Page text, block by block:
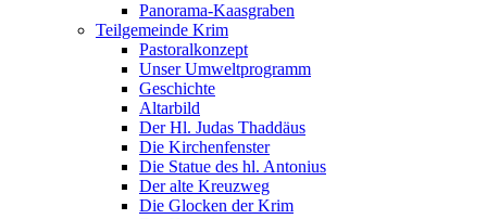
Panorama-Kaasgraben
Teilgemeinde Krim
Pastoralkonzept
Unser Umweltprogramm
Geschichte
Altarbild
Der Hl. Judas Thaddäus
Die Kirchenfenster
Die Statue des hl. Antonius
Der alte Kreuzweg
Die Glocken der Krim